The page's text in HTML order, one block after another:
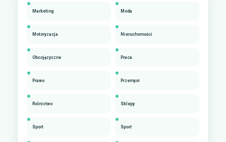
Marketing Moda
Motoryzacja Nieruchomości
Obcojęzyczne Praca
Prawo Przemysł
Rolnictwo Sklepy
Sport Sport